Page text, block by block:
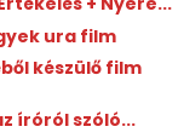
ura film
készülő film
íróról szóló...